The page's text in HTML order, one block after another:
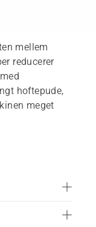
mellem
reducerer
hoftepude,
meget